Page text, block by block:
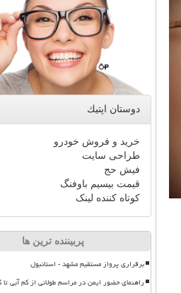
دوستان اپتیك
خرید و فروش خودرو
طراحی سایت
فیش حج
قیمت بیسیم باوفنگ
کوتاه کننده لینک
پربیننده ترین ها
برقراری پرواز مستقیم مشهد - استانبول
راهنمای حضور ایمن در مراسم طولانی از کم آبی تا